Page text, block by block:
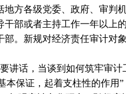
方各级党委、政府、审判
部或者主持工作一年以上
。新规对经济责任审计对
讲话，当谈到如何筑牢审
保证，起着支柱性的作用